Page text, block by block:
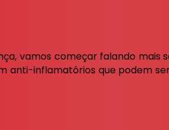
vamos começar falando mais
anti-inflamatórios que podem